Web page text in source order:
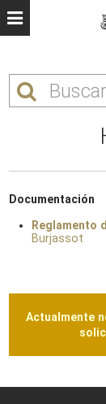
Documentación
Reglamento
Burjassot
Actualmente